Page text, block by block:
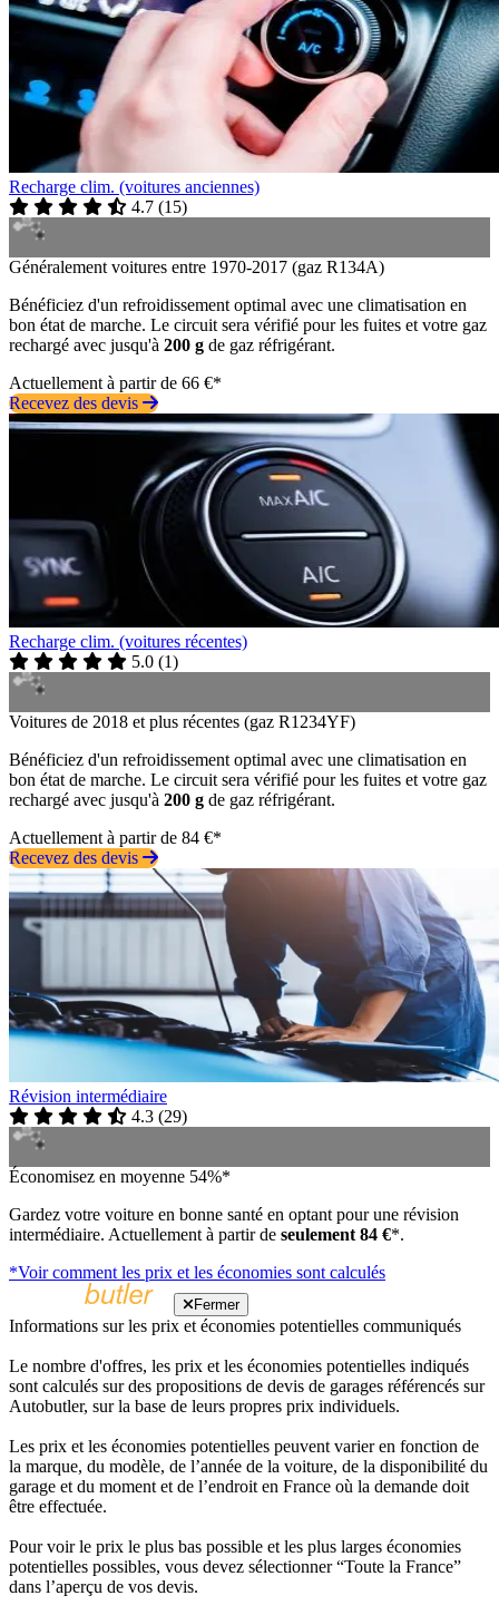
Recharge clim. (voitures anciennes)
4.7 (15)
Généralement voitures entre 1970-2017 (gaz R134A)
Bénéficiez d'un refroidissement optimal avec une climatisation en
bon état de marche. Le circuit sera vérifié pour les fuites et votre gaz
rechargé avec jusqu'à 200 g de gaz réfrigérant.
Actuellement à partir de 66 €*
Recevez des devis
Recharge clim. (voitures récentes)
5.0 (1)
Voitures de 2018 et plus récentes (gaz R1234YF)
Bénéficiez d'un refroidissement optimal avec une climatisation en
bon état de marche. Le circuit sera vérifié pour les fuites et votre gaz
rechargé avec jusqu'à 200 g de gaz réfrigérant.
Actuellement à partir de 84 €*
Recevez des devis
Révision intermédiaire
4.3 (29)
Économisez en moyenne 54%*
Gardez votre voiture en bonne santé en optant pour une révision
intermédiaire. Actuellement à partir de seulement 84 €*.
*Voir comment les prix et les économies sont calculés
Fermer
Informations sur les prix et économies potentielles communiqués
Le nombre d'offres, les prix et les économies potentielles indiqués
sont calculés sur des propositions de devis de garages référencés sur
Autobutler, sur la base de leurs propres prix individuels.
Les prix et les économies potentielles peuvent varier en fonction de
la marque, du modèle, de l’année de la voiture, de la disponibilité du
garage et du moment et de l’endroit en France où la demande doit
être effectuée.
Pour voir le prix le plus bas possible et les plus larges économies
potentielles possibles, vous devez sélectionner “Toute la France”
dans l’aperçu de vos devis.